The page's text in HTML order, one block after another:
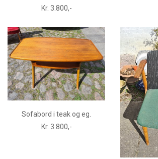
Kr. 3.800,-
Sofabord i teak og eg.
Kr. 3.800,-